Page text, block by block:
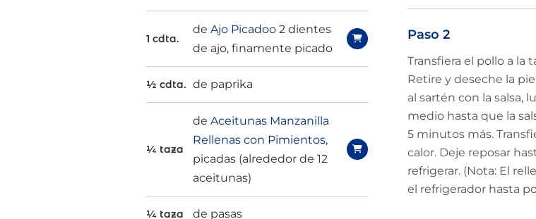
1 cdta.
deAjo Picadoo 2 dientes
de ajo, finamente picado
½ cdta. de paprika
¼ taza
deAceitunas Manzanilla
Rellenas con Pimientos,
picadas (alrededor de 12
aceitunas)
¼ taza de pasas
Paso 2
Transfiera el pollo a la
Retire y deseche la
al sartén con la salsa,
medio hasta que la
5 minutos más.
calor. Deje reposar
refrigerar. (Nota: El
el refrigerador hasta